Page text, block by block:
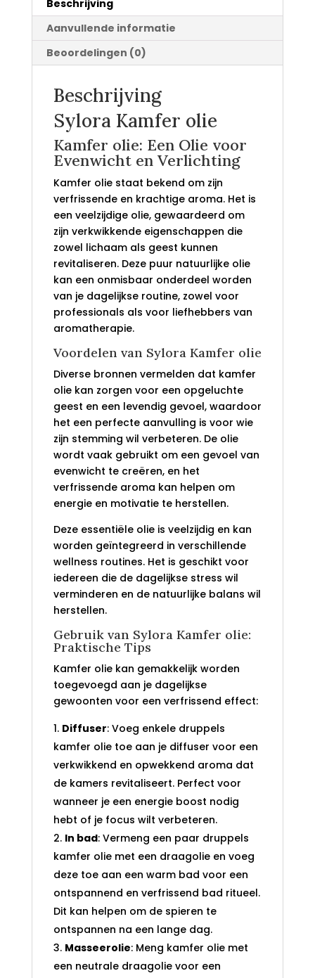
Beschrijving
Aanvullende informatie
Beoordelingen (0)
Beschrijving
Sylora Kamfer olie
Kamfer olie: Een Olie voor
Evenwicht en Verlichting
Kamfer olie staat bekend om zijn
verfrissende en krachtige aroma. Het is
een veelzijdige olie, gewaardeerd om
zijn verkwikkende eigenschappen die
zowel lichaam als geest kunnen
revitaliseren. Deze puur natuurlijke olie
kan een onmisbaar onderdeel worden
van je dagelijkse routine, zowel voor
professionals als voor liefhebbers van
aromatherapie.
Voordelen van Sylora Kamfer olie
Diverse bronnen vermelden dat kamfer
olie kan zorgen voor een opgeluchte
geest en een levendig gevoel, waardoor
het een perfecte aanvulling is voor wie
zijn stemming wil verbeteren. De olie
wordt vaak gebruikt om een gevoel van
evenwicht te creëren, en het
verfrissende aroma kan helpen om
energie en motivatie te herstellen.
Deze essentiële olie is veelzijdig en kan
worden geïntegreerd in verschillende
wellness routines. Het is geschikt voor
iedereen die de dagelijkse stress wil
verminderen en de natuurlijke balans wil
herstellen.
Gebruik van Sylora Kamfer olie:
Praktische Tips
Kamfer olie kan gemakkelijk worden
toegevoegd aan je dagelijkse
gewoonten voor een verfrissend effect:
Diffuser: Voeg enkele druppels
kamfer olie toe aan je diffuser voor een
verkwikkend en opwekkend aroma dat
de kamers revitaliseert. Perfect voor
wanneer je een energie boost nodig
hebt of je focus wilt verbeteren.
In bad: Vermeng een paar druppels
kamfer olie met een draagolie en voeg
deze toe aan een warm bad voor een
ontspannend en verfrissend bad ritueel.
Dit kan helpen om de spieren te
ontspannen na een lange dag.
Masseerolie: Meng kamfer olie met
een neutrale draagolie voor een